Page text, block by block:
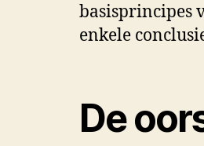
basisprincipes
enkele
De